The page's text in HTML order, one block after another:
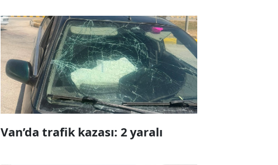
Van’da trafik kazası: 2 yaralı